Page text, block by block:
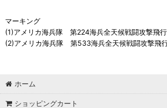
マーキング
(1)アメリカ海兵隊 第224海兵全天候戦闘攻撃飛
(2)アメリカ海兵隊 第533海兵全天候戦闘攻撃飛
ホーム
ショッピングカート